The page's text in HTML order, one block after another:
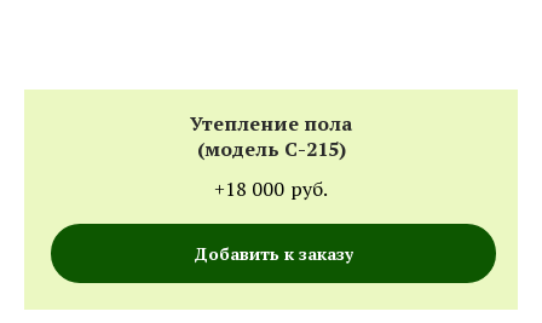
Утепление пола
(модель С-215)
+18 000 руб.
Добавить к заказу